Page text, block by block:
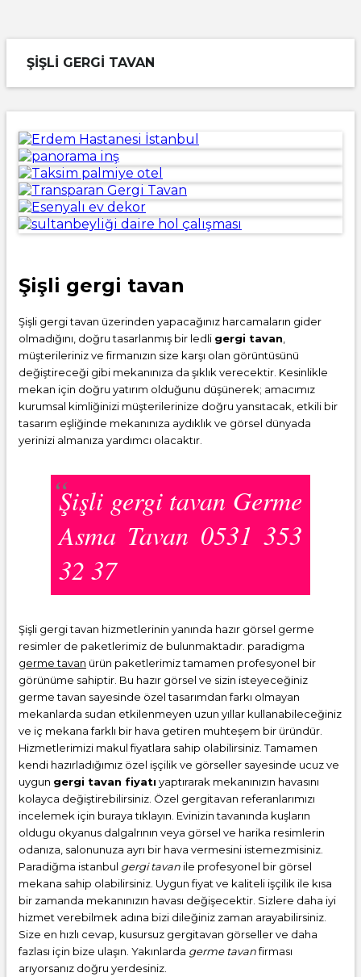
ŞIŞLI GERGI TAVAN
Şişli gergi tavan
Şişli gergi tavan üzerinden yapacağınız harcamaların gider
olmadığını, doğru tasarlanmış bir ledli gergi tavan
müşterileriniz ve firmanızın size karşı olan görüntüsünü
değiştireceği gibi mekanınıza da şıklık verecektir. Kesinlikle
mekan için doğru yatırım olduğunu düşünerek; amacımız
kurumsal kimliğinizi müşterilerinize doğru yansıtacak, etkili bir
tasarım eşliğinde mekanınıza aydıklık ve görsel dünyada
yerinizi almanıza yardımcı olacaktır.
Şişli gergi tavan Germe
Asma Tavan 0531 353
32 37
Şişli gergi tavan hizmetlerinin yanında hazır görsel germe
resimler de paketlerimiz de bulunmaktadır. paradigma
germe tavan ürün paketlerimiz tamamen profesyonel bir
görünüme sahiptir. Bu hazır görsel ve sizin isteyeceğiniz
germe tavan sayesinde özel tasarımdan farkı olmayan
mekanlarda sudan etkilenmeyen uzun yıllar kullanabileceğiniz
ve iç mekana farklı bir hava getiren muhteşem bir üründür.
Hizmetlerimizi makul fiyatlara sahip olabilirsiniz. Tamamen
kendi hazırladığımız özel işçilik ve görseller sayesinde ucuz ve
uygun gergi tavan fiyatı yaptırarak mekanınızın havasını
kolayca değiştirebilirsiniz. Özel gergitavan referanlarımızı
incelemek için buraya tıklayın. Evinizin tavanında kuşların
oldugu okyanus dalgalrının veya görsel ve harika resimlerin
odanıza, salonunuza ayrı bir hava vermesini istemezmisiniz.
Paradiğma istanbul gergi tavan ile profesyonel bir görsel
mekana sahip olabilirsiniz. Uygun fiyat ve kaliteli işçilik ile kısa
bir zamanda mekanınızın havası değişecektir. Sizlere daha iyi
hizmet verebilmek adına bizi dileğiniz zaman arayabilirsiniz.
Size en hızlı cevap, kusursuz gergitavan görseller ve daha
fazlası için bize ulaşın. Yakınlarda germe tavanfirması
arıyorsanız doğru yerdesiniz.